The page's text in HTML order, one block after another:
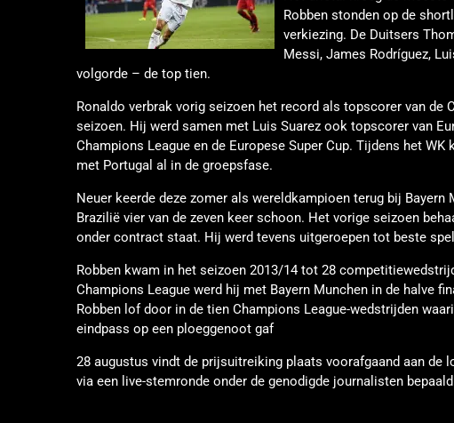
Robben stonden op de
verkiezing. De Duitsers
Messi, James Rodríguez,
volgorde – de top tien.
Ronaldo verbrak vorig seizoen het record als topscorer van
seizoen. Hij werd samen met Luis Suarez ook topscorer van
Champions League en de Europese Super Cup. Tijdens het
met Portugal al in de groepsfase.
Neuer keerde deze zomer als wereldkampioen terug bij
Brazilië vier van de zeven keer schoon. Het vorige seizoen
onder contract staat. Hij werd tevens uitgeroepen tot beste
Robben kwam in het seizoen 2013/14 tot 28
Champions League werd hij met Bayern Munchen in de halve
Robben lof door in de tien Champions League-wedstrijden
eindpass op een ploeggenoot gaf
28 augustus vindt de prijsuitreiking plaats voorafgaand aan
via een live-stemronde onder de genodigde journalisten